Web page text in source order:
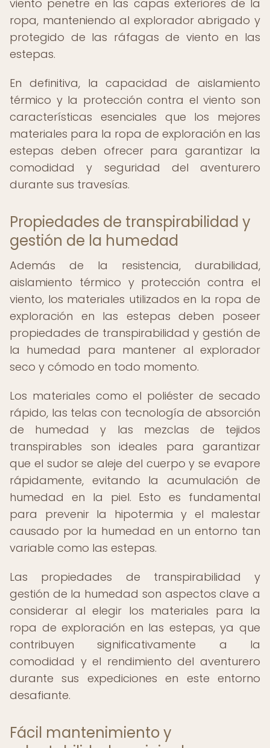
viento penetre en las capas exteriores de la
ropa, manteniendo al explorador abrigado y
protegido de las ráfagas de viento en las
estepas.
En definitiva, la capacidad de aislamiento
térmico y la protección contra el viento son
características esenciales que los mejores
materiales para la ropa de exploración en las
estepas deben ofrecer para garantizar la
comodidad y seguridad del aventurero
durante sus travesías.
Propiedades de transpirabilidad y
gestión de la humedad
Además de la resistencia, durabilidad,
aislamiento térmico y protección contra el
viento, los materiales utilizados en la ropa de
exploración en las estepas deben poseer
propiedades de transpirabilidad y gestión de
la humedad para mantener al explorador
seco y cómodo en todo momento.
Los materiales como el poliéster de secado
rápido, las telas con tecnología de absorción
de humedad y las mezclas de tejidos
transpirables son ideales para garantizar
que el sudor se aleje del cuerpo y se evapore
rápidamente, evitando la acumulación de
humedad en la piel. Esto es fundamental
para prevenir la hipotermia y el malestar
causado por la humedad en un entorno tan
variable como las estepas.
Las propiedades de transpirabilidad y
gestión de la humedad son aspectos clave a
considerar al elegir los materiales para la
ropa de exploración en las estepas, ya que
contribuyen significativamente a la
comodidad y el rendimiento del aventurero
durante sus expediciones en este entorno
desafiante.
Fácil mantenimiento y